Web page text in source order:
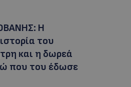
Η
του
και η δωρεά
που του έδωσε